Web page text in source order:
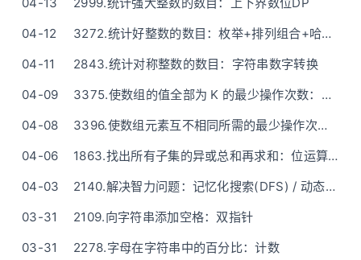
04-12
3272.统计好整数的数目：枚举+排列组合+哈希表
04-11
2843.统计对称整数的数目：字符串数字转换
04-09
3375.使数组的值全部为 K 的最少操作次数：O(1)空间——排序+一次遍历
04-08
3396.使数组元素互不相同所需的最少操作次数：O(n)一次倒序遍历
04-06
1863.找出所有子集的异或总和再求和：位运算（二进制枚举）
04-03
2140.解决智力问题：记忆化搜索(DFS) / 动态规划(DP)
03-31
2109.向字符串添加空格：双指针
03-31
2278.字母在字符串中的百分比：计数